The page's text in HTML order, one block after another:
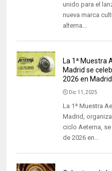
unido para el
nueva marca
alterna...
La 1ª Muestra
Madrid se
2026 en Madrid
Dic 11, 2025
La 1ª Muestra
Madrid,
ciclo Aeterna,
de 2026 en...